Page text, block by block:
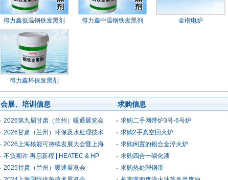
得力鑫低温钢铁发黑剂 得力鑫中温钢铁发黑剂 金楷电炉
得力鑫环保发黑剂
会展、培训信息 求购信息
2026第九届甘肃（兰州）暖通展览会
2026甘肃（兰州）环保及水处理技术
2026上海核能可持续发展大会暨上海
不负期许 再启新程 | HEATEC & HP
2025甘肃（兰州）暖通展览会
求购二手网带炉3号-6号炉
求购2手真空回火炉
求购闲置的铝合金淬火炉
求购四合一磷化液
求购热处理钢带